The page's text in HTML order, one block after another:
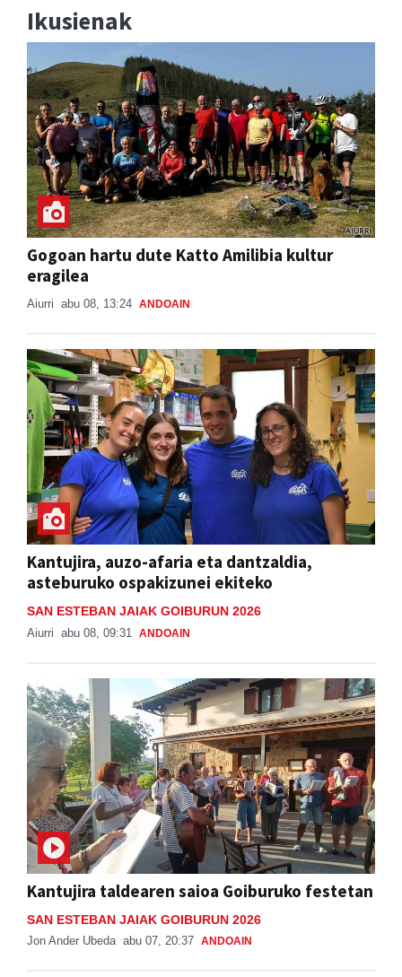
Gogoan hartu dute Katto Amilibia kultur
eragilea
Aiurri abu 08, 13:24 ANDOAIN
Kantujira, auzo-afaria eta dantzaldia,
asteburuko ospakizunei ekiteko
SAN ESTEBAN JAIAK GOIBURUN 2026
ANDOAIN
Kantujira taldearen saioa Goiburuko festetan
Jon Ander Ubeda